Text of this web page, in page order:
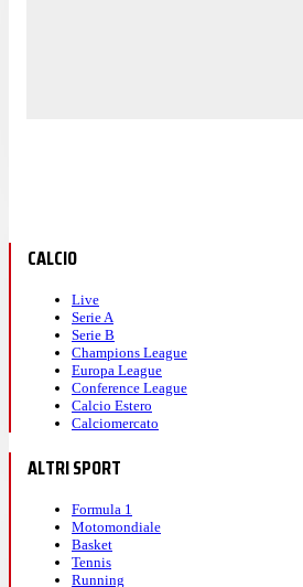
CALCIO
Live
Serie A
Serie B
Champions League
Europa League
Conference League
Calcio Estero
Calciomercato
ALTRI SPORT
Formula 1
Motomondiale
Basket
Tennis
Running